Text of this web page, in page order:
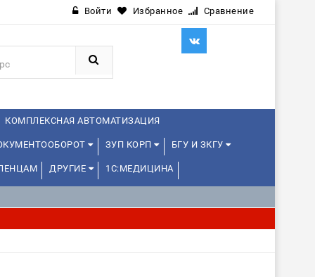
Войти Избранное Сравнение
КОМПЛЕКСНАЯ АВТОМАТИЗАЦИЯ
ЗУП КОРП БГУ И ЗКГУ
ДРУГИЕ 1С:МЕДИЦИНА